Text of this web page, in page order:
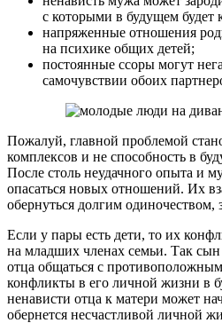
с которыми в будущем будет
напряженные отношения
на психике общих детей;
постоянные ссоры могут
самочувствии обоих
Пожалуй, главной проблемой
комплексов и не способность в
После столь неудачного опыта и
опасаться новых отношений. Их
обернуться долгим одиночеством,
Если у пары есть дети, то их
на младших членах семьи. Так
отца общаться с
конфликты в его личной жизни в
ненависти отца к матери может
обернется несчастливой личной